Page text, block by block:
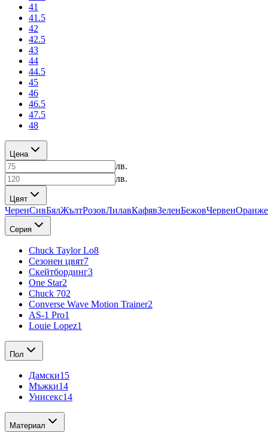
41
41.5
42
42.5
43
44
44.5
45
46
46.5
47.5
48
Цена
лв.
лв.
Цвят
ЧеренСивБялЖълтРозовЛилавКафявЗеленБежовЧервен
Серия
Chuck Taylor Lo8
Сезонен цвят7
Скейтбординг3
One Star2
Chuck 702
Converse Wave Motion Trainer2
AS-1 Pro1
Louie Lopez1
Пол
Дамски15
Мъжки14
Унисекс14
Материал